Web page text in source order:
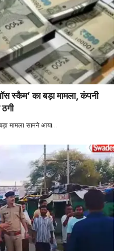
स्कैम’ का बड़ा मामला, कंपनी
मामला सामने आया…